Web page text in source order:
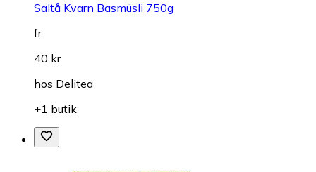
Saltå Kvarn Basmüsli 750g
fr.
40 kr
hos Delitea
+1 butik